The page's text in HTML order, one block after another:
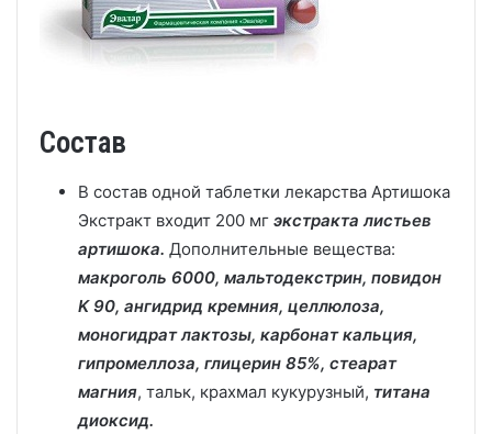
Состав
В состав одной таблетки лекарства Артишока
Экстракт входит 200 мг экстракта листьев
артишока. Дополнительные вещества:
макроголь 6000, мальтодекстрин, повидон
K 90, ангидрид кремния, целлюлоза,
моногидрат лактозы, карбонат кальция,
гипромеллоза, глицерин 85%, стеарат
магния, тальк, крахмал кукурузный, титана
диоксид.